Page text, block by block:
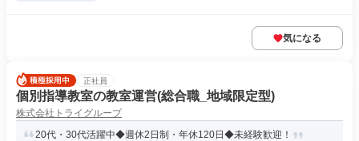
気になる
正社員
個別指導教室の教室運営(総合職_地域限定型)
株式会社トライグループ
20代・30代活躍中◆週休2日制・年休120日◆未経験歓迎！